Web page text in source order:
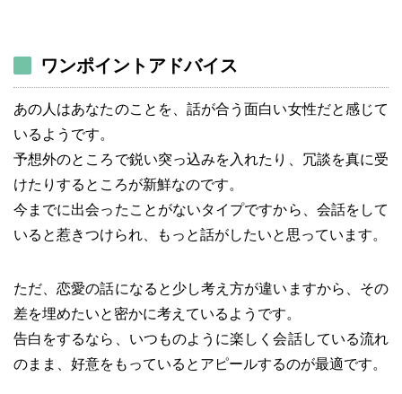
ワンポイントアドバイス
あの人はあなたのことを、話が合う面白い女性だと感じて
いるようです。
予想外のところで鋭い突っ込みを入れたり、冗談を真に受
けたりするところが新鮮なのです。
今までに出会ったことがないタイプですから、会話をして
いると惹きつけられ、もっと話がしたいと思っています。
ただ、恋愛の話になると少し考え方が違いますから、その
差を埋めたいと密かに考えているようです。
告白をするなら、いつものように楽しく会話している流れ
のまま、好意をもっているとアピールするのが最適です。